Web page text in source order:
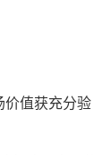
价值获充分验